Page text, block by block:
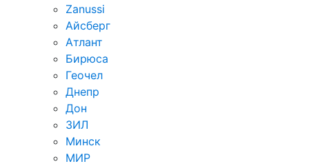
Zanussi
Айсберг
Атлант
Бирюса
Геочел
Днепр
Дон
ЗИЛ
Минск
МИР